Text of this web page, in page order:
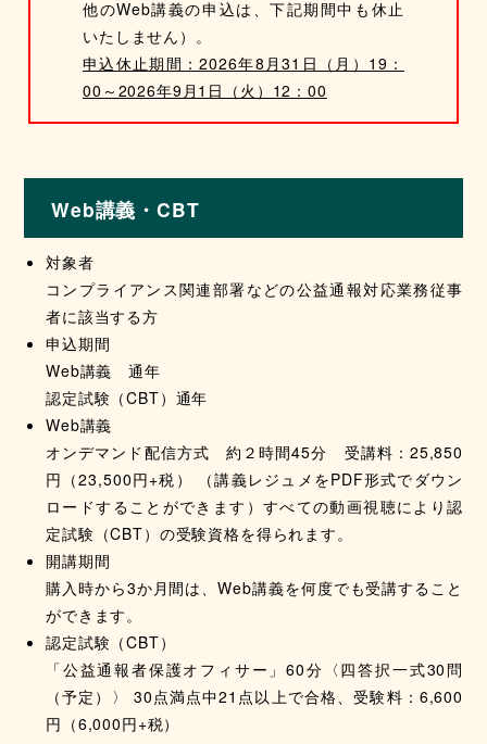
他のWeb講義の申込は、下記期間中も休止
いたしません）。
申込休止期間：2026年8月31日（月）19：
00～2026年9月1日（火）12：00
Web講義・CBT
対象者
コンプライアンス関連部署などの公益通報対応業務従事
者に該当する方
申込期間
Web講義 通年
認定試験（CBT）通年
Web講義
オンデマンド配信方式 約２時間45分 受講料：25,850
円（23,500円+税） （講義レジュメをPDF形式でダウン
ロードすることができます）すべての動画視聴により認
定試験（CBT）の受験資格を得られます。
開講期間
購入時から3か月間は、Web講義を何度でも受講すること
ができます。
認定試験（CBT）
「公益通報者保護オフィサー」60分〈四答択一式30問
（予定）〉 30点満点中21点以上で合格、受験料：6,600
円（6,000円+税）